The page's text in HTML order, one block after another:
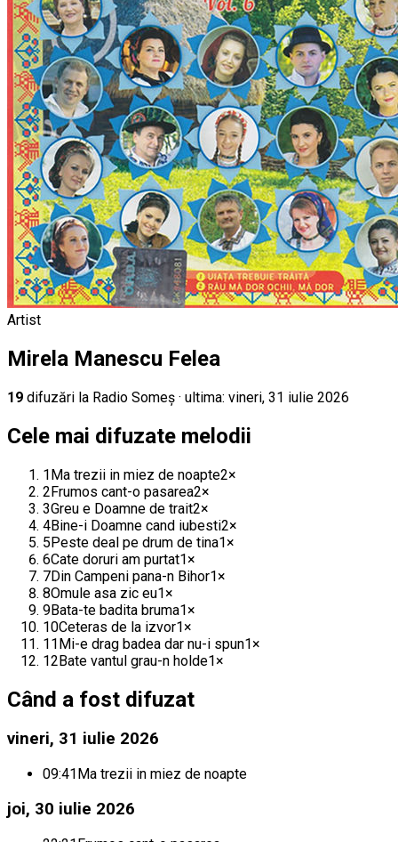
Artist
Mirela Manescu Felea
19 difuzări la Radio Someș · ultima: vineri, 31 iulie 2026
Cele mai difuzate melodii
1Ma trezii in miez de noapte2×
2Frumos cant-o pasarea2×
3Greu e Doamne de trait2×
4Bine-i Doamne cand iubesti2×
5Peste deal pe drum de tina1×
6Cate doruri am purtat1×
7Din Campeni pana-n Bihor1×
8Omule asa zic eu1×
9Bata-te badita bruma1×
10Ceteras de la izvor1×
11Mi-e drag badea dar nu-i spun1×
12Bate vantul grau-n holde1×
Când a fost difuzat
vineri, 31 iulie 2026
09:41 Ma trezii in miez de noapte
joi, 30 iulie 2026